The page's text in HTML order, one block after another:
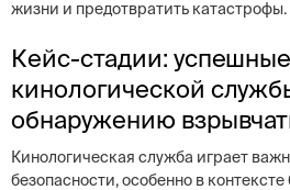
жизни и предотвратить катастрофы.
Кейс-стадии:
кинологической
обнаружению
Кинологическая служба играет
безопасности, особенно в